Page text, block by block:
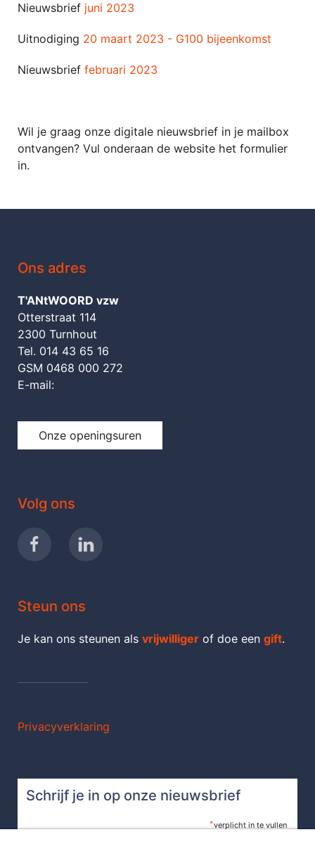
Nieuwsbrief juni 2023
Uitnodiging 20 maart 2023 - G100 bijeenkomst
Nieuwsbrief februari 2023
Wil je graag onze digitale nieuwsbrief in je mailbox
ontvangen? Vul onderaan de website het formulier
in.
Ons adres
T'ANtWOORD vzw
Otterstraat 114
2300 Turnhout
Tel. 014 43 65 16
GSM 0468 000 272
E-mail:
Onze openingsuren
Volg ons
Steun ons
Je kan ons steunen als vrijwilliger of doe een gift.
Privacyverklaring
Schrijf je in op onze nieuwsbrief
*verplicht in te vullen